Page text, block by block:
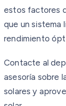
estos factores
que un sistema
rendimiento
Contacte al
asesoría sobre
solares y